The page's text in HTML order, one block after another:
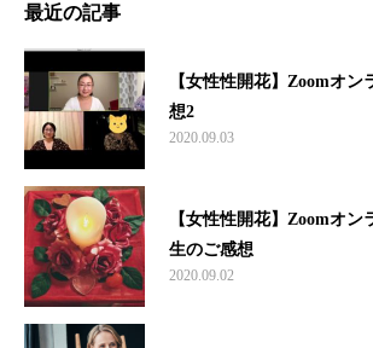
最近の記事
【女性性開花】Zoomオ
想2
2020.09.03
【女性性開花】Zoomオ
生のご感想
2020.09.02